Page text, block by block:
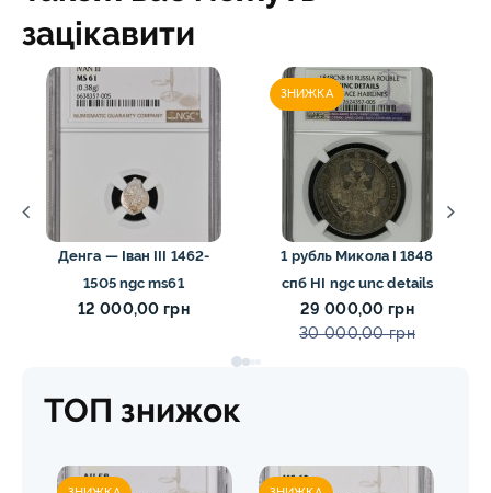
зацікавити
Денга — Іван III 1462-
1505 ngc ms61
12 000,00 грн
ЗНИЖКА
1 рубль Микола I 1848
спб HI ngc unc details
29 000,00 грн
30 000,00 грн
ТОП знижок